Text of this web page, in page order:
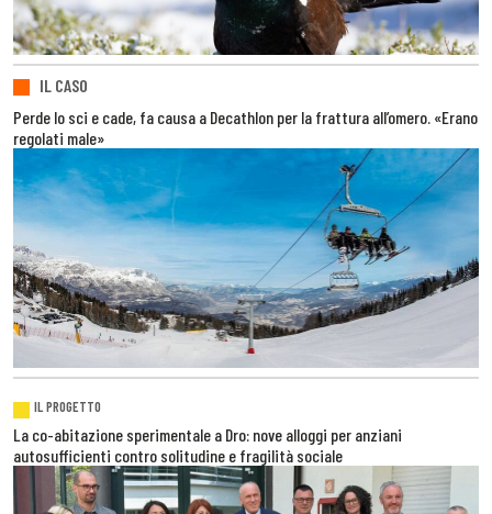
IL CASO
Perde lo sci e cade, fa causa a Decathlon per la frattura all’omero. «Erano
regolati male»
IL PROGETTO
La co-abitazione sperimentale a Dro: nove alloggi per anziani
autosufficienti contro solitudine e fragilità sociale